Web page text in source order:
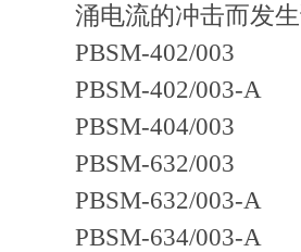
涌电流的冲击而发
PBSM-402/003
PBSM-402/003-A
PBSM-404/003
PBSM-632/003
PBSM-632/003-A
PBSM-634/003-A